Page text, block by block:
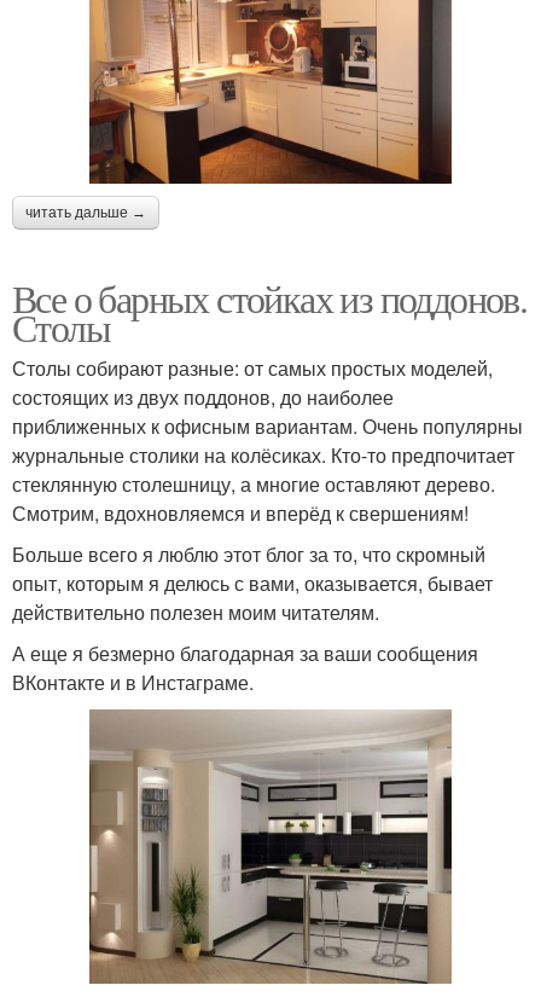
читать дальше →
Все о барных стойках из поддонов.
Столы
Столы собирают разные: от самых простых моделей,
состоящих из двух поддонов, до наиболее
приближенных к офисным вариантам. Очень популярны
журнальные столики на колёсиках. Кто-то предпочитает
стеклянную столешницу, а многие оставляют дерево.
Смотрим, вдохновляемся и вперёд к свершениям!
Больше всего я люблю этот блог за то, что скромный
опыт, которым я делюсь с вами, оказывается, бывает
действительно полезен моим читателям.
А еще я безмерно благодарная за ваши сообщения
ВКонтакте и в Инстаграме.